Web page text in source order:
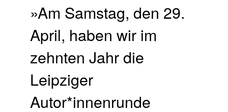
»Am Samstag, den 29.
April, haben wir im
zehnten Jahr die
Leipziger
Autor*innenrunde